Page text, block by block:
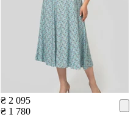
₴ 2 095
₴ 1 780